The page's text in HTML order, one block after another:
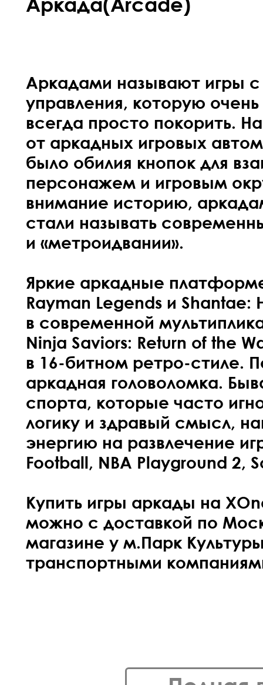
Аркадами называют игры
управления, которую
всегда просто покорить.
от аркадных игровых
было обилия кнопок для
персонажем и игровым
внимание историю,
стали называть
и «метроидвании».
Яркие аркадные
Rayman Legends и
в современной
Ninja Saviors: Return of the
в 16-битном ретро-стиле.
аркадная головоломка.
спорта, которые часто
логику и здравый смысл,
энергию на развлечение
Football, NBA Playground 2,
Купить игры аркады на
можно с доставкой по
магазине у м.Парк
транспортными